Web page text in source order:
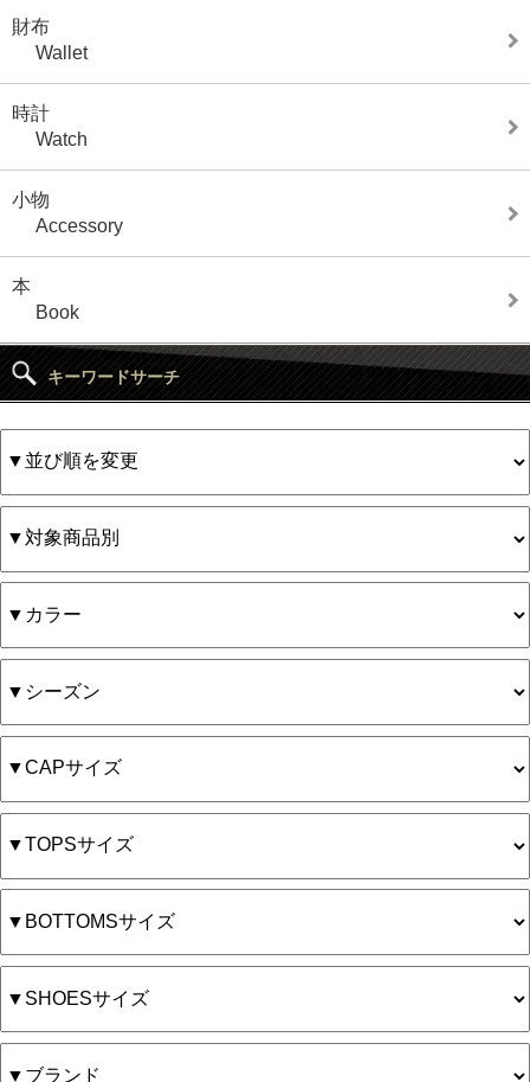
財布
Wallet
時計
Watch
小物
Accessory
本
Book
キーワードサーチ